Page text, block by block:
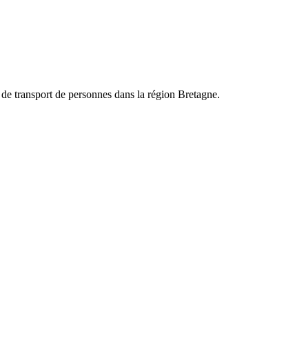
transport de personnes dans la région Bretagne.